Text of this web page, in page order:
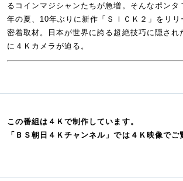
るコインマジシャンたちが急増。そんなポンタ
年の夏、10年ぶりに新作「ＳＩＣＫ２」をリリ
密着取材。日本が世界に誇る超絶技巧に隠され
に４Ｋカメラが迫る。
この番組は４Ｋで制作しています。
「ＢＳ朝日４Ｋチャンネル」では４Ｋ映像でご